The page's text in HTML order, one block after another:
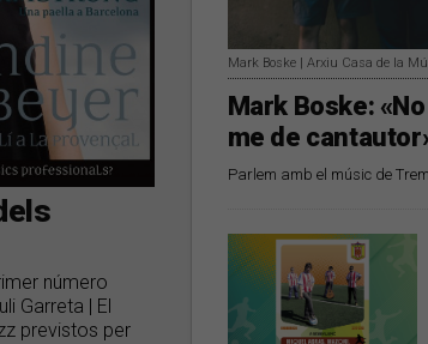
número
Garreta | El
previstos per
Mark Boske | Arxiu Casa de la
Mark Boske:
me de
Parlem amb el músic de